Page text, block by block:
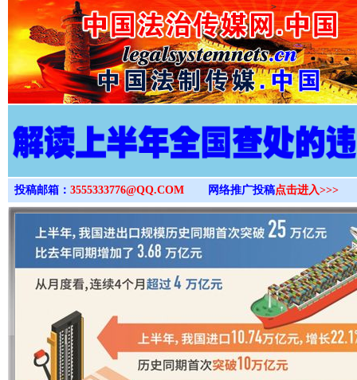
>
投稿邮箱： 3555333776@QQ.COM 网络推广投稿点击进入>>>